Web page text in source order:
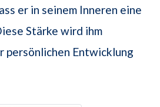
er in seinem Inneren eine
Stärke wird ihm
persönlichen Entwicklung